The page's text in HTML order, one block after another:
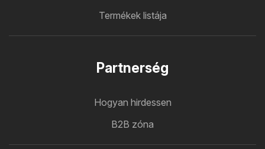
Termékek listája
Partnerség
Hogyan hirdessen
B2B zóna